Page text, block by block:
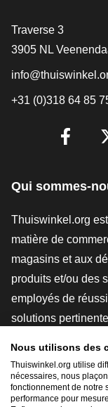
Traverse 3
3905 NL
+31 (0)318 64 85
Qui sommes-
Thuiswinkel.org
matière de
magasins et aux
produits et/ou des
employés de
solutions
études de marché,
plateforme
Nous utilisons des
Thuiswinkel.org utilise
nécessaires, nous
fonctionnement de notre
performance pour